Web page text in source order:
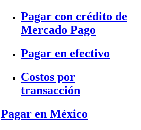
Pagar con crédito de
Mercado Pago
Pagar en efectivo
Costos por
transacción
Pagar en México